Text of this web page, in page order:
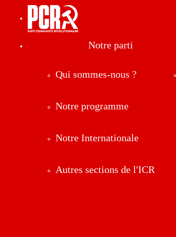
Notre parti
Qui sommes-nous ?
Notre programme
Notre Internationale
Autres sections de l'ICR